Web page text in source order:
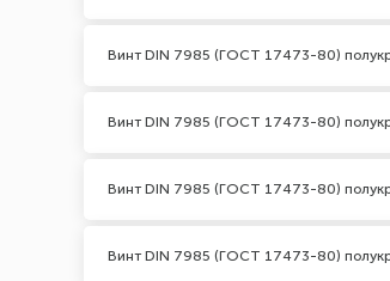
Винт DIN 7985 (ГОСТ 17473-80)
Винт DIN 7985 (ГОСТ 17473-80)
Винт DIN 7985 (ГОСТ 17473-80)
Винт DIN 7985 (ГОСТ 17473-80)